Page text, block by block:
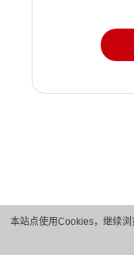
本站点使用Cookies，继续
版权所有 © 华为技术有限